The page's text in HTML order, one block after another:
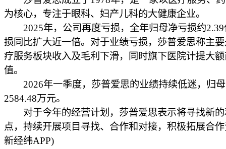
为核心，专注于眼科、妇产儿科的大健康企业。
2025年，公司再度亏损，全年归母净亏损约2.39
损同比扩大近一倍。对于业绩亏损，莎普爱思称主
疗服务板块收入及毛利下滑，同时旗下医院计提大
值。
2026年一季度，莎普爱思的业绩持续低迷，归
2584.48万元。
对于今年的经营计划，莎普爱思表示将寻找新的
点，持续开展项目寻找、合作和对接，积极拓展合
新经纬APP)